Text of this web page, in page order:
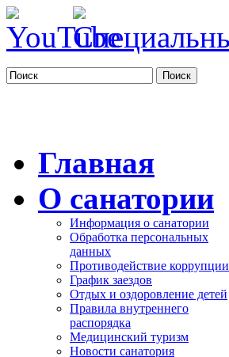
Поиск
Главная
О санатории
Информация о санатории
Обработка персональных
данных
Противодействие коррупции
График заездов
Отдых и оздоровление детей
Правила внутреннего
распорядка
Медицинский туризм
Новости санатория